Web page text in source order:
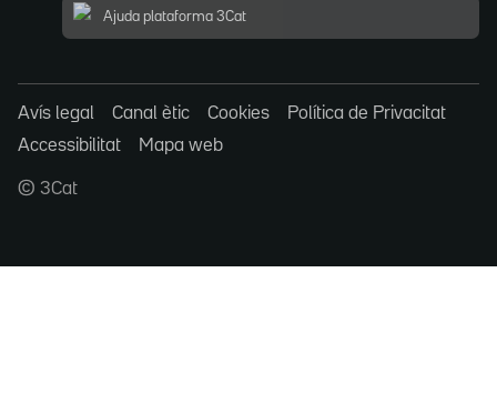
Ajuda plataforma 3Cat
Avís legal Canal ètic Cookies
Política de Privacitat
Accessibilitat
Mapa web
© 3Cat